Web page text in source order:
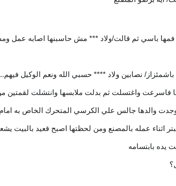
فمها باسي ثم قالت/ولاد *** مش حاسبنها اصابه عمل
نصابين ولاد **** حسبي الله ونعم الوكيل
فاسرعت واغتسلت ثم بدلت ملابسها وانتشلت لقمتين
والدها جالس علي الكرسي المتحرك الخاص به
اثناء عمله بالمصنع ومن لحظتها اصبح قعيد بالبيت
يده بابتسامه